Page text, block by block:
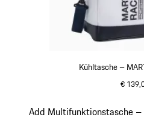
Kühltasche –
€
Add Multifunktionstasche –
Slide 16 von 20